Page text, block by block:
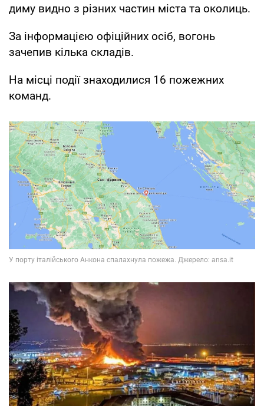
диму видно з різних частин міста та околиць.
За інформацією офіційних осіб, вогонь
зачепив кілька складів.
На місці події знаходилися 16 пожежних
команд.